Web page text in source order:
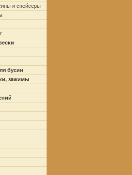
и спейсеры
бусин
зажимы